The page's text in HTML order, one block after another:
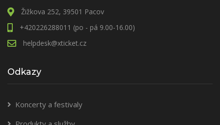
Žižkova 252, 39501 Pacov
+420226288011 (po - pá 9.00-16.00)
helpdesk@xticket.cz
Odkazy
Koncerty a festivaly